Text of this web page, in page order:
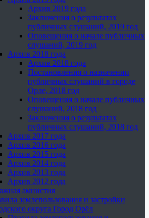
Архив 2019 года
Заключения о результатах
публичных слушаний, 2019 год
Оповещения о начале публичных
слушаний, 2019 год
Архив 2018 года
Архив 2018 года
Постановления о назначении
публичных слушаний в городе
Орле, 2018 год
Оповещения о начале публичных
слушаний, 2018 год
Заключения о результатах
публичных слушаний, 2018 год
Архив 2017 года
Архив 2016 года
Архив 2015 года
Архив 2014 года
Архив 2013 года
Архив 2012 года
амнистия
землепользования и застройки
округа Город Орёл